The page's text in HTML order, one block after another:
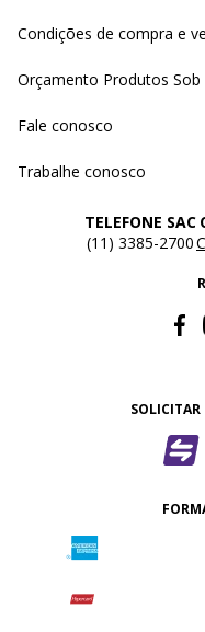
Condições de compra e
Orçamento Produtos Sob
Fale conosco
Trabalhe conosco
TELEFONE SAC
(11) 3385-2700